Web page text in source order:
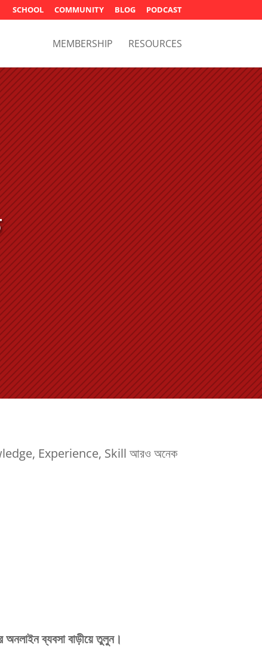
SCHOOL COMMUNITY BLOG PODCAST
MEMBERSHIP RESOURCES
Experience, Skill আরও অনেক
অনলাইন ব্যবসা বাড়ীয়ে তুলুন।